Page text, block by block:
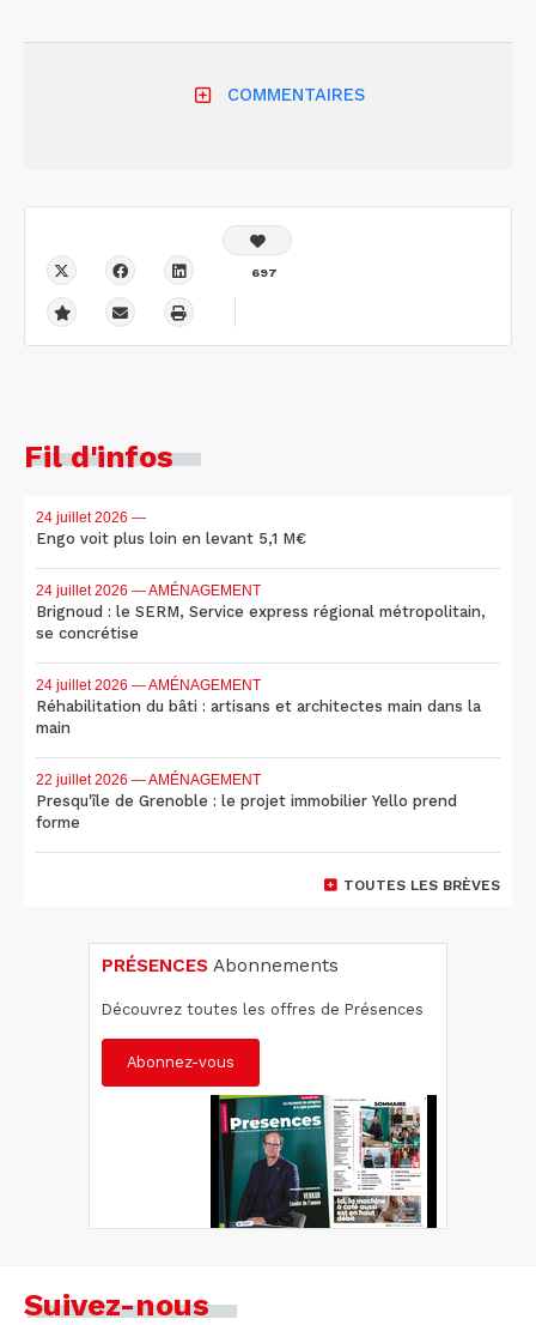
COMMENTAIRES
697
Fil d'infos
24 juillet 2026 —
Engo voit plus loin en levant 5,1 M€
24 juillet 2026 — AMÉNAGEMENT
Brignoud : le SERM, Service express régional métropolitain,
se concrétise
24 juillet 2026 — AMÉNAGEMENT
Réhabilitation du bâti : artisans et architectes main dans la
main
22 juillet 2026 — AMÉNAGEMENT
Presqu'île de Grenoble : le projet immobilier Yello prend
forme
TOUTES LES BRÈVES
PRÉSENCES Abonnements
Découvrez toutes les offres de Présences
Abonnez-vous
Suivez-nous